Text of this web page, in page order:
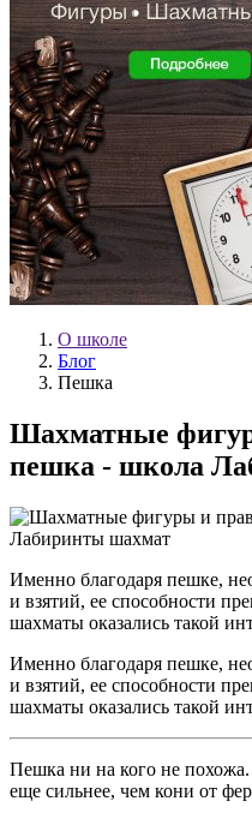
О школе
Блог
Пешка
Шахматные
пешка - школа
Именно благодаря пешке,
и взятий, ее способности
шахматы оказались такой
Именно благодаря пешке,
и взятий, ее способности
шахматы оказались такой
Пешка ни на кого не
еще сильнее, чем кони от